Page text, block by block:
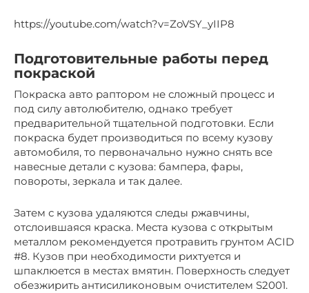
https://youtube.com/watch?v=ZoVSY_yIIP8
Подготовительные работы перед
покраской
Покраска авто раптором не сложный процесс и
под силу автолюбителю, однако требует
предварительной тщательной подготовки. Если
покраска будет производиться по всему кузову
автомобиля, то первоначально нужно снять все
навесные детали с кузова: бампера, фары,
повороты, зеркала и так далее.
Затем с кузова удаляются следы ржавчины,
отслоившаяся краска. Места кузова с открытым
металлом рекомендуется протравить грунтом ACID
#8. Кузов при необходимости рихтуется и
шпаклюется в местах вмятин. Поверхность следует
обезжирить антисиликоновым очистителем S2001.